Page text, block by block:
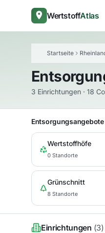
WertstoffAtlas
Startseite
3 Einrichtungen · 18
Entsorgungsangebote
Wertstoffhöfe
0 Standorte
Grünschnitt
8 Standorte
Einrichtungen (3)